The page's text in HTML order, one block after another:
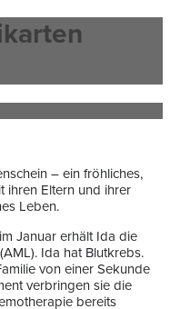
– ein fröhliches,
ihren Eltern und ihrer
Leben.
Januar erhält Ida die
Ida hat Blutkrebs.
von einer Sekunde
verbringen sie die
bereits